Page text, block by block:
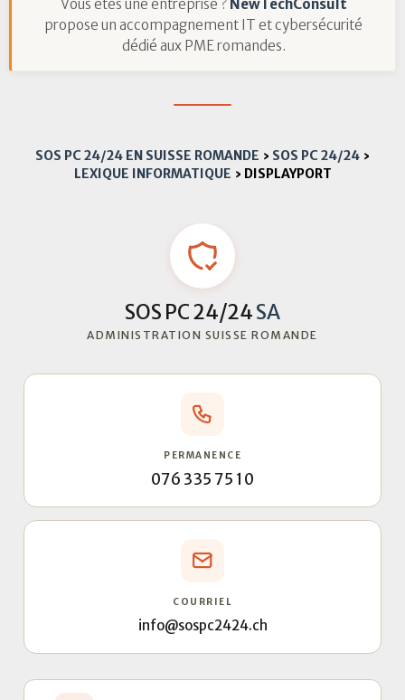
Vous êtes une entreprise ? NewTechConsult
propose un accompagnement IT et cybersécurité
dédié aux PME romandes.
SOS PC 24/24 EN SUISSE ROMANDE › SOS PC 24/24 ›
LEXIQUE INFORMATIQUE › DISPLAYPORT
SOS PC 24/24SA
ADMINISTRATION SUISSE ROMANDE
PERMANENCE
076 335 75 10
COURRIEL
info@sospc2424.ch